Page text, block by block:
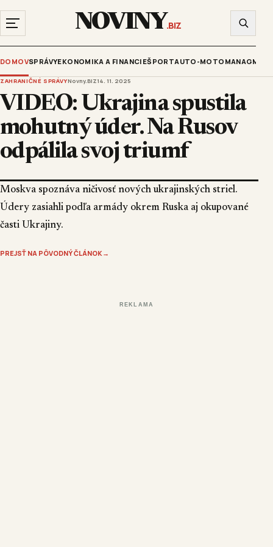
NOVINY.BIZ
DOMOVSPRÁVYEKONOMIKA A FINANCIEŠPORTAUTO-MOTO
ZAHRANIČNÉ SPRÁVYNovny.BIZ14. 11. 2025
VIDEO: Ukrajina spustila
mohutný úder. Na Rusov
odpálila svoj triumf
Moskva spoznáva ničivosť nových ukrajinských striel.
Údery zasiahli podľa armády okrem Ruska aj okupované
časti Ukrajiny.
PREJSŤ NA PÔVODNÝ ČLÁNOK →
REKLAMA